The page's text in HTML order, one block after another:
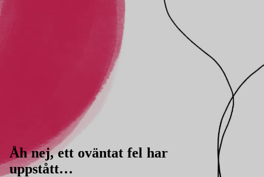
Åh nej, ett oväntat fel har
uppstått…